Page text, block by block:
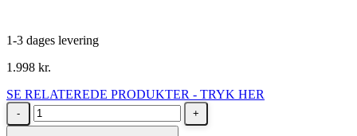
1-3 dages levering
1.998 kr.
SE RELATEREDE PRODUKTER - TRYK HER
Flygt
SXM